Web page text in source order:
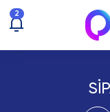
2